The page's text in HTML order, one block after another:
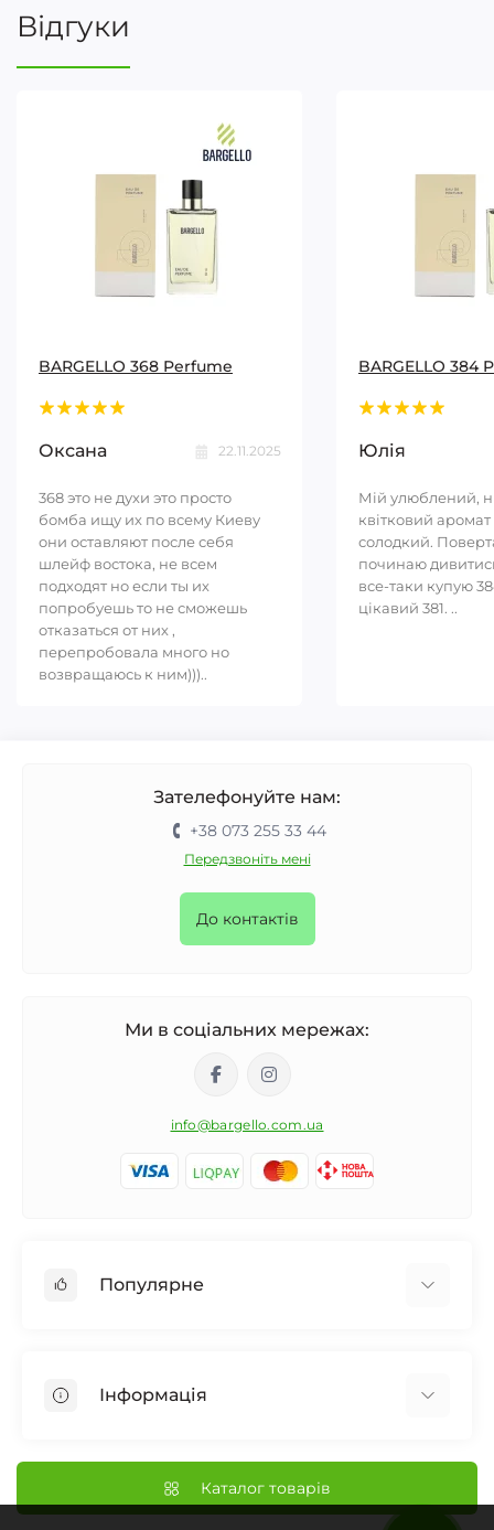
Відгуки
BARGELLO 368 Perfume
Оксана 22.11.2025
368 это не духи это просто
бомба ищу их по всему Киеву
они оставляют после себя
шлейф востока, не всем
подходят но если ты их
попробуешь то не сможешь
отказаться от них ,
перепробовала много но
возвращаюсь к ним)))..
BARGELLO 384
Юлія
Мій улюблений,
квітковий аромат
солодкий.
починаю
все-таки купую
цікавий 381. ..
Зателефонуйте нам:
+38 073 255 33 44
Передзвоніть мені
До контактів
Ми в соціальних мережах:
info@bargello.com.ua
Популярне
Унісекс Парфумерія
Автомобільний ароматизатор
Нішева парфумерія
Інформація
Наші Магазини
Доставка та Оплата
Каталог товарів